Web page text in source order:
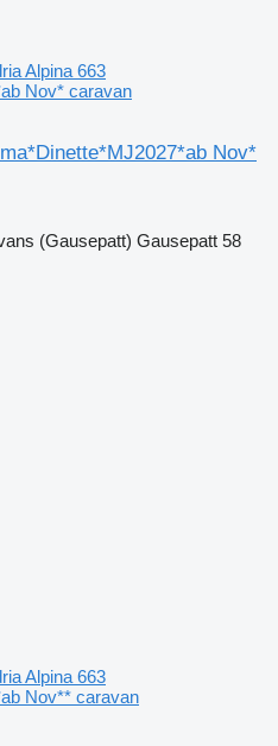
Alpina 663
Nov* caravan
Nov*
(Gausepatt) Gausepatt 58
Alpina 663
Nov** caravan